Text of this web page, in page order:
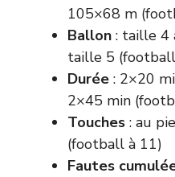
105×68 m
Ballon : taille 4
taille 5
Durée : 2×20
2×45 min
Touches : au
(football à 11)
Fautes